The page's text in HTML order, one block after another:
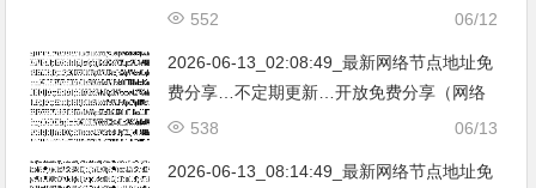
免费节点香港|日本|韩国|新加坡|台湾|马来西
06/12
552
2026-06-13_02:08:49_最新网络节点地址免
费分享…不定期更新…开放免费分享（网络
免费节点香港|日本|韩国|新加坡|台湾|马来西
06/13
538
2026-06-13_08:14:49_最新网络节点地址免